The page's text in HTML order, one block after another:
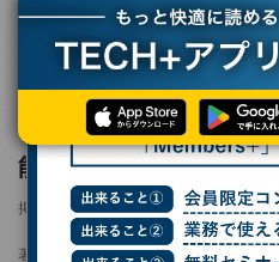
TECH+ 企業IT
開発/エンジニア
Windows 11ベータビルドに新たな障
Windows 11ベータビ
能「Quick Machine
掲載日 2025/06/04 15:38 更新日
著者： 杉山貴章